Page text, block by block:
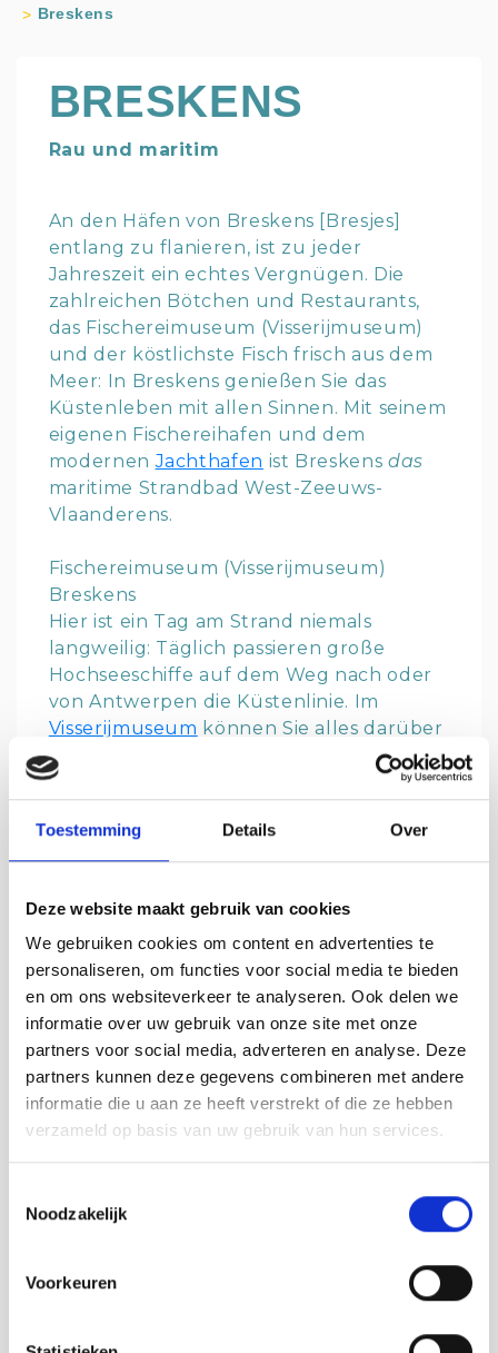
Toestemming Details Over
Deze website maakt gebruik van cookies
We gebruiken cookies om content en advertenties te
personaliseren, om functies voor social media te bieden
en om ons websiteverkeer te analyseren. Ook delen we
informatie over uw gebruik van onze site met onze
partners voor social media, adverteren en analyse. Deze
partners kunnen deze gegevens combineren met andere
informatie die u aan ze heeft verstrekt of die ze hebben
verzameld op basis van uw gebruik van hun services.
Noodzakelijk
Voorkeuren
Breskens
BRESKENS
Rau und maritim
An den Häfen von Breskens [Bresjes]
entlang zu flanieren, ist zu jeder
Jahreszeit ein echtes Vergnügen. Die
zahlreichen Bötchen und Restaurants,
das Fischereimuseum (Visserijmuseum)
und der köstlichste Fisch frisch aus dem
Meer: In Breskens genießen Sie das
Küstenleben mit allen Sinnen. Mit seinem
eigenen Fischereihafen und dem
modernenJachthafen ist Breskens das
maritime Strandbad West-Zeeuws-
Vlaanderens.
Fischereimuseum (Visserijmuseum)
Breskens
Hier ist ein Tag am Strand niemals
langweilig: Täglich passieren große
Hochseeschiffe auf dem Weg nach oder
von Antwerpen die Küstenlinie. Im
Visserijmuseum können Sie alles darüber
erfahren. Der erfahrene Seebär oder der
echte Gourmet kommen hier in jedem
Wir freuen uns auf Sie inBreskens!💛
MEHR ERLEBEN MIT EINEM GUIDE
In West-Zeeuws-Vlaanderen gibt es
immer etwas zu entdecken und erleben.
Ganz egal, wie das Wetter ist: Jede
Jahreszeit hat ihren Charme. Begeben
Sie sich doch einmal mit einem
erfahrenen Guide an Ihrer Seite auf
Entdeckungstour – und lassen Sie sich
überraschen. Das ortskundigeGuide-
Team Zeeuwsch-Vlaanderenerzählt
über das schöne West-Zeeuws-
Zeeuwsch-Vlaanderen organisiert gerne
Wünschen.